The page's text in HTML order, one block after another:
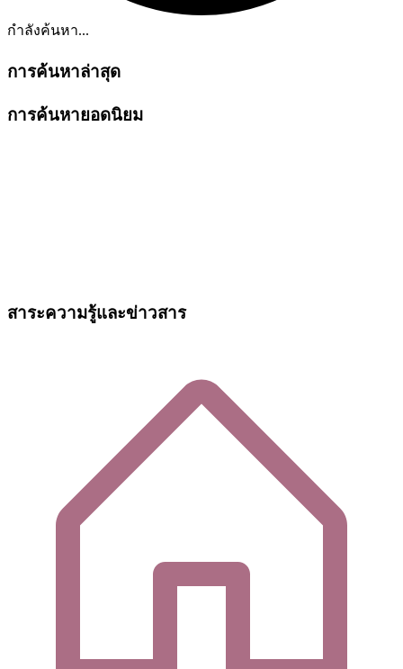
กำลังค้นหา...
การค้นหาล่าสุด
การค้นหายอดนิยม
สาระความรู้และข่าวสาร